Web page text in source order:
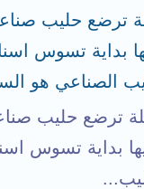
ترضع حليب
بداية تسوس
الصناعي هو
ترضع حليب
بداية تسوس